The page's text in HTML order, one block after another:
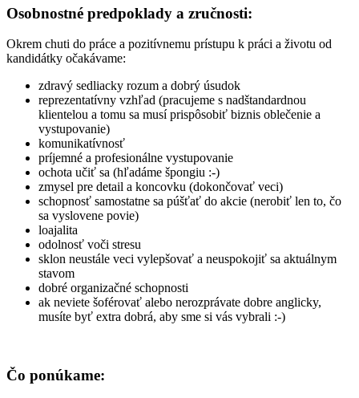
Osobnostné predpoklady a zručnosti:
Okrem chuti do práce a pozitívnemu prístupu k práci a životu od
kandidátky očakávame:
zdravý sedliacky rozum a dobrý úsudok
reprezentatívny vzhľad (pracujeme s nadštandardnou
klientelou a tomu sa musí prispôsobiť biznis oblečenie a
vystupovanie)
komunikatívnosť
príjemné a profesionálne vystupovanie
ochota učiť sa (hľadáme špongiu :-)
zmysel pre detail a koncovku (dokončovať veci)
schopnosť samostatne sa púšťať do akcie (nerobiť len to, čo
sa vyslovene povie)
loajalita
odolnosť voči stresu
sklon neustále veci vylepšovať a neuspokojiť sa aktuálnym
stavom
dobré organizačné schopnosti
ak neviete šoférovať alebo nerozprávate dobre anglicky,
musíte byť extra dobrá, aby sme si vás vybrali :-)
Čo ponúkame: